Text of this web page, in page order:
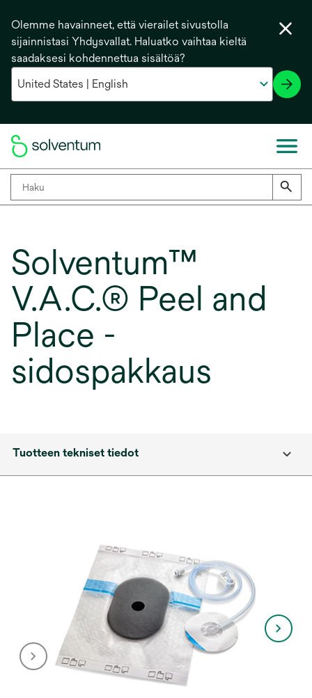
Olemme havainneet, että vierailet sivustolla
sijainnistasi Yhdysvallat. Haluatko vaihtaa kieltä
saadaksesi kohdennettua sisältöä?
Solventum™
V.A.C.® Peel and
Place -
sidospakkaus
Tuotteen tekniset tiedot